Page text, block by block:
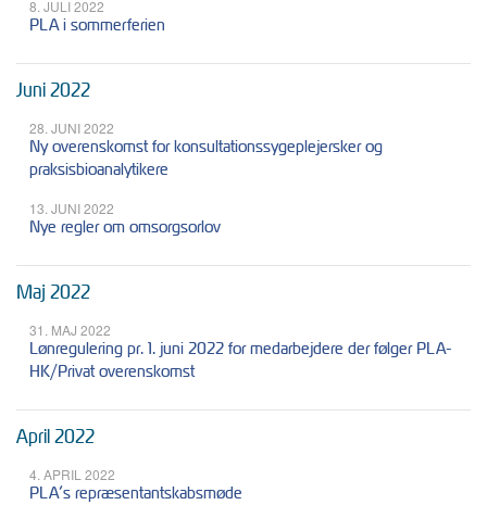
8. JULI 2022
PLA i sommerferien
Juni 2022
28. JUNI 2022
Ny overenskomst for konsultationssygeplejersker og
praksisbioanalytikere
13. JUNI 2022
Nye regler om omsorgsorlov
Maj 2022
31. MAJ 2022
Lønregulering pr. 1. juni 2022 for medarbejdere der følger PLA-
HK/Privat overenskomst
April 2022
4. APRIL 2022
PLA’s repræsentantskabsmøde